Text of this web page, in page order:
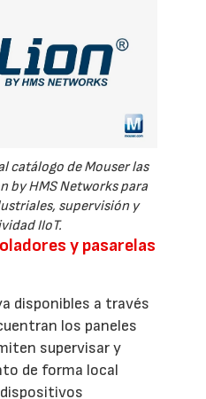
catálogo de Mouser las
by HMS Networks para
supervisión y
IIoT.
y pasarelas
disponibles a través
los paneles
supervisar y
de forma local